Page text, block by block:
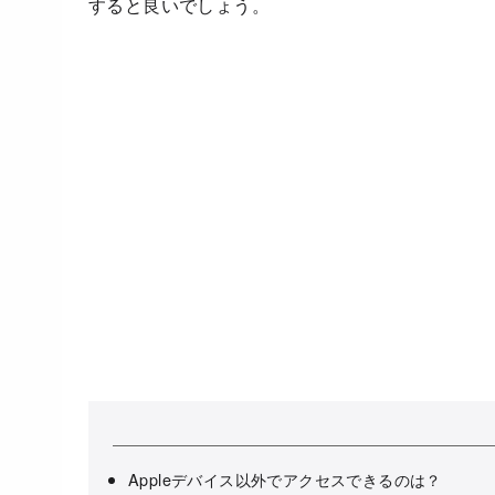
Appleデバイス以外でアクセスできるのは？